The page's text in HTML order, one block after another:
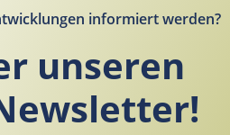
informiert werden?
unseren